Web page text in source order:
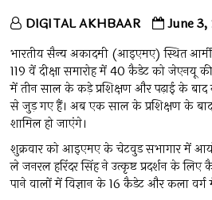
DIGITAL AKHBAAR June
भारतीय सैन्य अकादमी (आइएमए) स्थित
119 वें दीक्षा समारोह में 40 कैडेट को जेएनयू
में तीन साल के कड़े प्रशिक्षण और पढ़ाई के
से जुड़ गए हैं। अब एक साल के प्रशिक्षण के
शामिल हो जाएंगे।
शुक्रवार को आइएमए के चेटवुड सभागार में
ले जनरल हरिंदर सिंह ने उत्कृष्ट प्रदर्शन के लिए
पाने वालों में विज्ञान के 16 कैडेट और कला वर्ग